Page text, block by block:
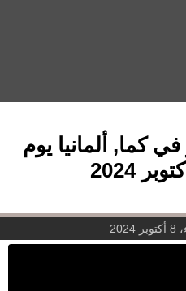
كما, ألمانيا يوم